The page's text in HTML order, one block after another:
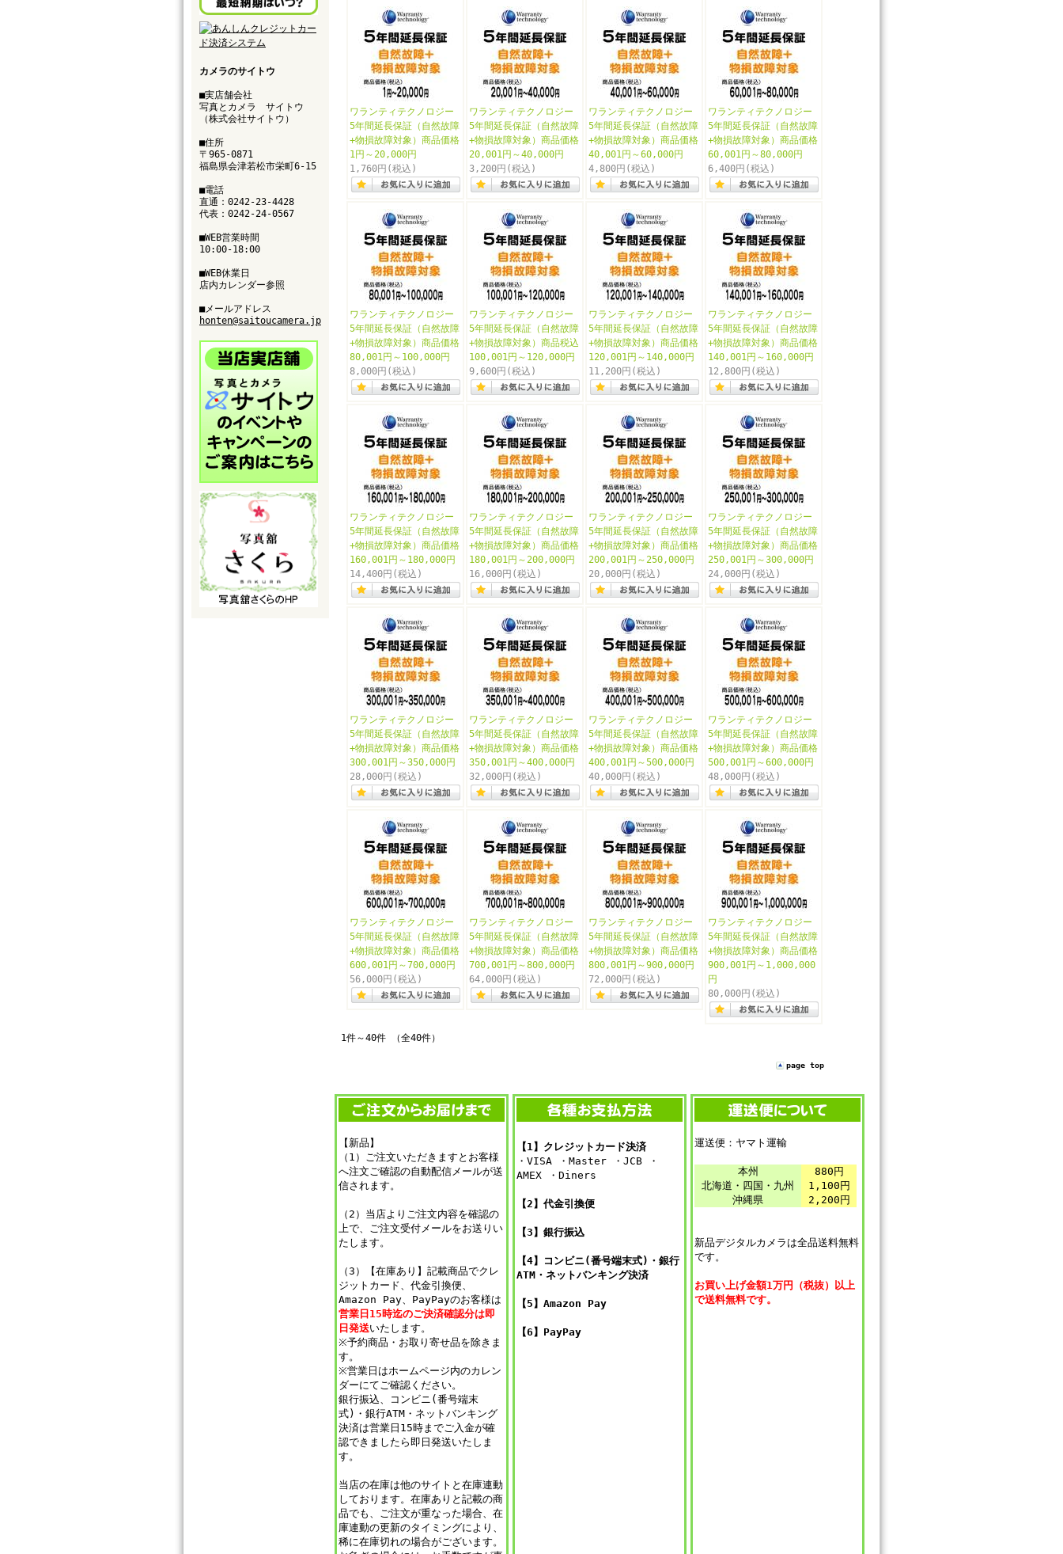
カメラのサイトウ
■実店舗会社
写真とカメラ サイトウ
（株式会社サイトウ）
■住所
〒965-0871
福島県会津若松市栄町6-15
■電話
直通：0242-23-4428
代表：0242-24-0567
■WEB営業時間
10:00-18:00
■WEB休業日
店内カレンダー参照
■メールアドレス
honten@saitoucamera.jp
ワランティテクノロジー
5年間延長保証（自然故障
+物損故障対象）商品価格
1円～20,000円
1,760円 (税込)
ワランティテクノロジー
5年間延長保証（自然故障
+物損故障対象）商品価格
20,001円～40,000円
3,200円 (税込)
ワランティテクノロジー
5年間延長保証（自然故障
+物損故障対象）商品価格
40,001円～60,000円
4,800円 (税込)
ワランティテクノロジー
5年間延長保証（自然故障
+物損故障対象）商品価格
60,001円～80,000円
6,400円 (税込)
ワランティテクノロジー
5年間延長保証（自然故障
+物損故障対象）商品価格
80,001円～100,000円
8,000円 (税込)
ワランティテクノロジー
5年間延長保証（自然故障
+物損故障対象）商品税込
100,001円～120,000円
9,600円 (税込)
ワランティテクノロジー
5年間延長保証（自然故障
+物損故障対象）商品価格
120,001円～140,000円
11,200円 (税込)
ワランティテクノロジー
5年間延長保証（自然故障
+物損故障対象）商品価格
140,001円～160,000円
12,800円 (税込)
ワランティテクノロジー
5年間延長保証（自然故障
+物損故障対象）商品価格
160,001円～180,000円
14,400円 (税込)
ワランティテクノロジー
5年間延長保証（自然故障
+物損故障対象）商品価格
180,001円～200,000円
16,000円 (税込)
ワランティテクノロジー
5年間延長保証（自然故障
+物損故障対象）商品価格
200,001円～250,000円
20,000円 (税込)
ワランティテクノロジー
5年間延長保証（自然故障
+物損故障対象）商品価格
250,001円～300,000円
24,000円 (税込)
ワランティテクノロジー
5年間延長保証（自然故障
+物損故障対象）商品価格
300,001円～350,000円
28,000円 (税込)
ワランティテクノロジー
5年間延長保証（自然故障
+物損故障対象）商品価格
350,001円～400,000円
32,000円 (税込)
ワランティテクノロジー
5年間延長保証（自然故障
+物損故障対象）商品価格
400,001円～500,000円
40,000円 (税込)
ワランティテクノロジー
5年間延長保証（自然故障
+物損故障対象）商品価格
500,001円～600,000円
48,000円 (税込)
ワランティテクノロジー
5年間延長保証（自然故障
+物損故障対象）商品価格
600,001円～700,000円
56,000円 (税込)
ワランティテクノロジー
5年間延長保証（自然故障
+物損故障対象）商品価格
700,001円～800,000円
64,000円 (税込)
ワランティテクノロジー
5年間延長保証（自然故障
+物損故障対象）商品価格
800,001円～900,000円
72,000円 (税込)
ワランティテクノロジー
5年間延長保証（自然故障
+物損故障対象）商品価格
900,001円～1,000,000
円
80,000円 (税込)
1件～40件 （全40件）
page top
【新品】
（1）ご注文いただきますとお客様
へ注文ご確認の自動配信メールが送
信されます。
（2）当店よりご注文内容を確認の
上で、ご注文受付メールをお送りい
たします。
（3）【在庫あり】記載商品でクレ
ジットカード、代金引換便、
Amazon Pay、PayPayのお客様は
営業日15時迄のご決済確認分は即
日発送いたします。
※予約商品・お取り寄せ品を除きま
す。
※営業日はホームページ内のカレン
ダーにてご確認ください。
銀行振込、コンビニ(番号端末
式)・銀行ATM・ネットバンキング
決済は営業日15時までご入金が確
認できましたら即日発送いたしま
す。
当店の在庫は他のサイトと在庫連動
しております。在庫ありと記載の商
品でも、ご注文が重なった場合、在
庫連動の更新のタイミングにより、
稀に在庫切れの場合がございます。
【1】クレジットカード決済
・VISA ・Master ・JCB ・
AMEX ・Diners
【2】代金引換便
【3】銀行振込
【4】
コンビニ(番号端末式)・銀行
ATM・ネットバンキング決済
【5】Amazon Pay
【6】PayPay
運送便：ヤマト運輸
本州
880円
北海道・四国・九州
1,100円
沖縄県
2,200円
新品デジタルカメラは全品送料無料
です。
お買い上げ金額1万円（税抜）以上
で送料無料です。